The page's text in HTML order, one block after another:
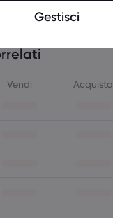
Vendi Acquista
Gestisci